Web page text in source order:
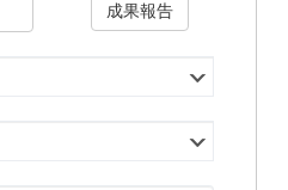
成果報告